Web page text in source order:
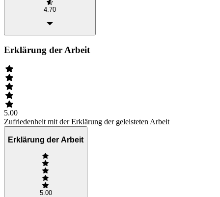
4.70
Erklärung der Arbeit
5.00
Zufriedenheit mit der Erklärung der geleisteten Arbeit
Erklärung der Arbeit
5.00